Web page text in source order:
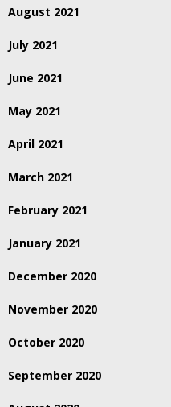
August 2021
July 2021
June 2021
May 2021
April 2021
March 2021
February 2021
January 2021
December 2020
November 2020
October 2020
September 2020